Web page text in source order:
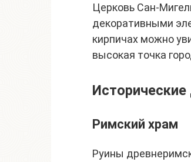
Церковь Сан-
декоративными
кирпичах можно
высокая точка
Римский храм
Руины